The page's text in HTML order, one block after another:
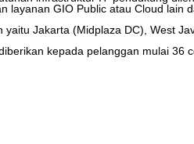
layanan GIO Public atau Cloud lain
yaitu Jakarta (Midplaza DC) West
kepada pelanggan mulai 36